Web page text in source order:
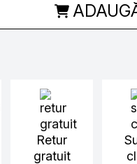
Retur
gratuit